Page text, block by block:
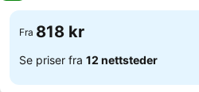
Fra 818 kr
Se priser fra 12 nettsteder